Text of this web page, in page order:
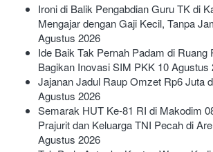
Ironi di Balik Pengabdian Guru TK di
Mengajar dengan Gaji Kecil, Tanpa
Agustus 2026
Ide Baik Tak Pernah Padam di Ruang
Bagikan Inovasi SIM PKK 10 Agustus
Jajanan Jadul Raup Omzet Rp6 Juta
Agustus 2026
Semarak HUT Ke-81 RI di Makodim
Prajurit dan Keluarga TNI Pecah di
Agustus 2026